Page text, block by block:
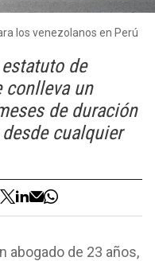
los venezolanos en Perú
de
conlleva un
de duración
cualquier
abogado de 23 años,